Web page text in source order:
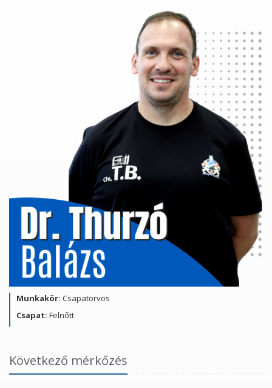
Munkakör: Csapatorvos
Csapat: Felnőtt
Következő mérkőzés